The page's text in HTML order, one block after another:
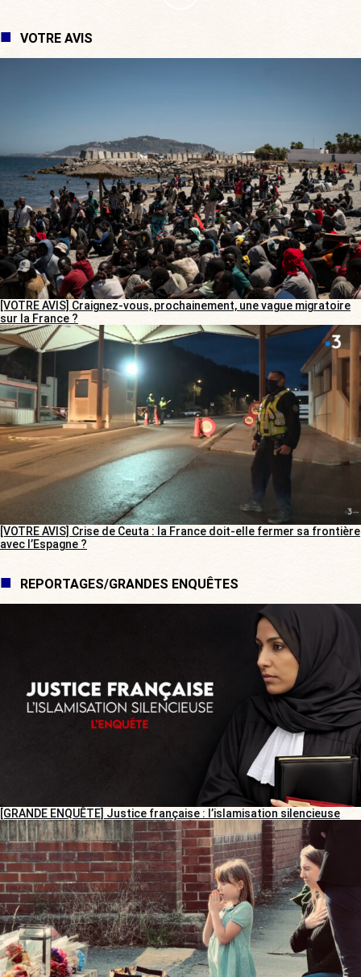
VOTRE AVIS
[VOTRE AVIS] Craignez-vous, prochainement, une vague migratoire
sur la France ?
[VOTRE AVIS] Crise de Ceuta : la France doit-elle fermer sa frontière
avec l’Espagne ?
REPORTAGES/GRANDES ENQUÊTES
[GRANDE ENQUÊTE] Justice française : l’islamisation silencieuse